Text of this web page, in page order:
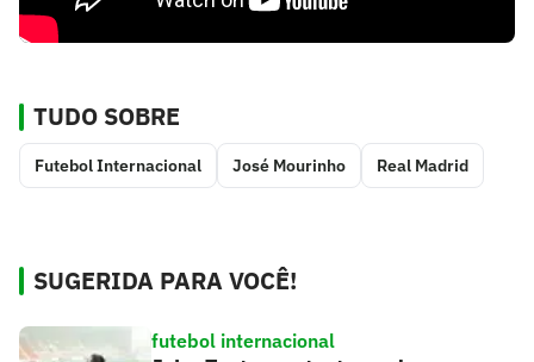
TUDO SOBRE
Futebol Internacional José Mourinho Real Madrid
SUGERIDA PARA VOCÊ!
futebol internacional